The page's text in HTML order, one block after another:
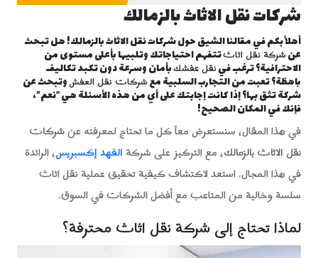
شركات نقل الاثاث بالزمالك
أهلاً بكم في مقالنا الشيق حول شركات نقل الاثاث بالزمالك! هل تبحث
عنشركة نقل اثاثتتفهم احتياجاتك وتلبيها بأعلى مستوى من
الاحترافية؟ ترغب فينقل عفشكبأمان وسرعة دون تكبد تكاليف
باهظة؟ تعبت من التجارب السلبية معشركات نقل العفشوتبحث عن
شركة تثق بها؟ إذا كانت إجابتك على أي من هذه الأسئلة هي “نعم”،
فإنك في المكان الصحيح!
في هذا المقال، سنستعرض معاً كل ما تحتاج لمعرفته عنشركات
نقل الاثاث بالزمالك، مع التركيز على شركةالفهد إكسبريس، الرائدة
في هذا المجال. استعد لاكتشاف كيفية تحقيق عملية نقل اثاث
سلسة وخالية من المتاعب مع أفضل الشركات في السوق.
لماذا تحتاج إلى شركة نقل اثاث محترفة؟